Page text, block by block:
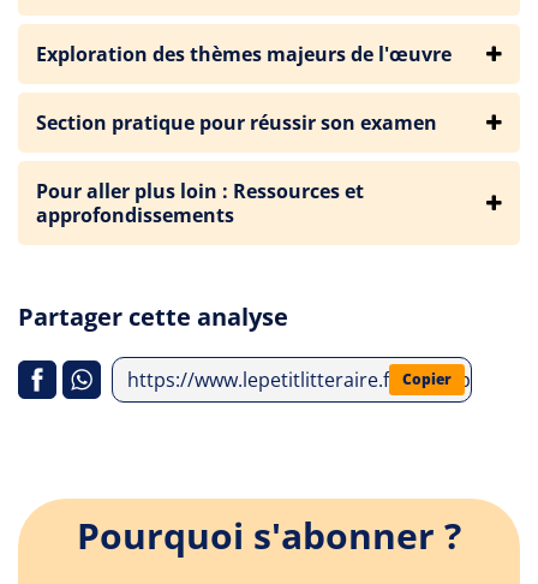
Exploration des thèmes majeurs de l'œuvre
Section pratique pour réussir son examen
Pour aller plus loin : Ressources et
approfondissements
Partager cette analyse
https://www.lepetitlitteraire.fr/index.php/
Copier
Pourquoi s'abonner ?